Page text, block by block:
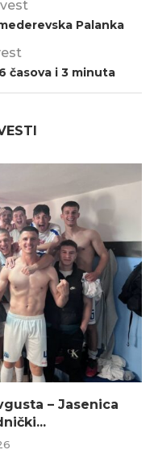
Palanka
časova i 3 minuta
– Jasenica